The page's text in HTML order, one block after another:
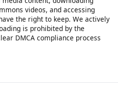
without a strict daily limit for
rate limiting to ensure fair
misuse. Premium
and faster speeds. All use
Terms of Service and